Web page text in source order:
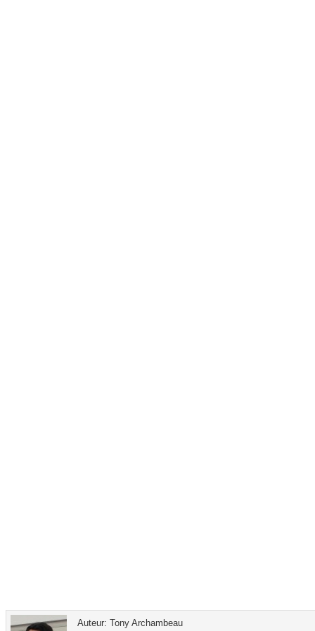
Auteur: Tony Archambeau